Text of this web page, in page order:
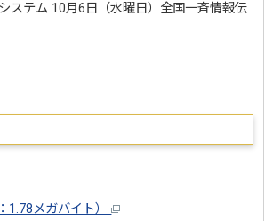
ステム 10月6日（水曜日）全国一斉情報伝
1.78メガバイト）